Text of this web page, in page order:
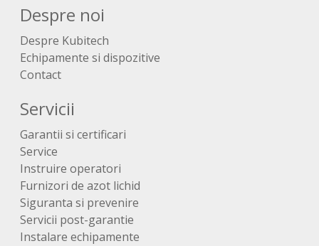
Despre noi
Despre Kubitech
Echipamente si dispozitive
Contact
Servicii
Garantii si certificari
Service
Instruire operatori
Furnizori de azot lichid
Siguranta si prevenire
Servicii post-garantie
Instalare echipamente